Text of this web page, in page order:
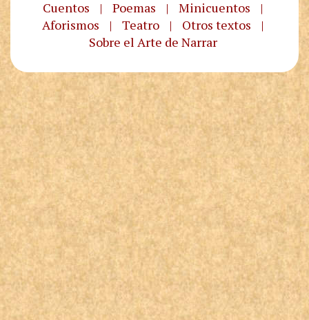
Cuentos | Poemas | Minicuentos
|
Aforismos
| Teatro | Otros textos
|
Sobre el Arte de Narrar